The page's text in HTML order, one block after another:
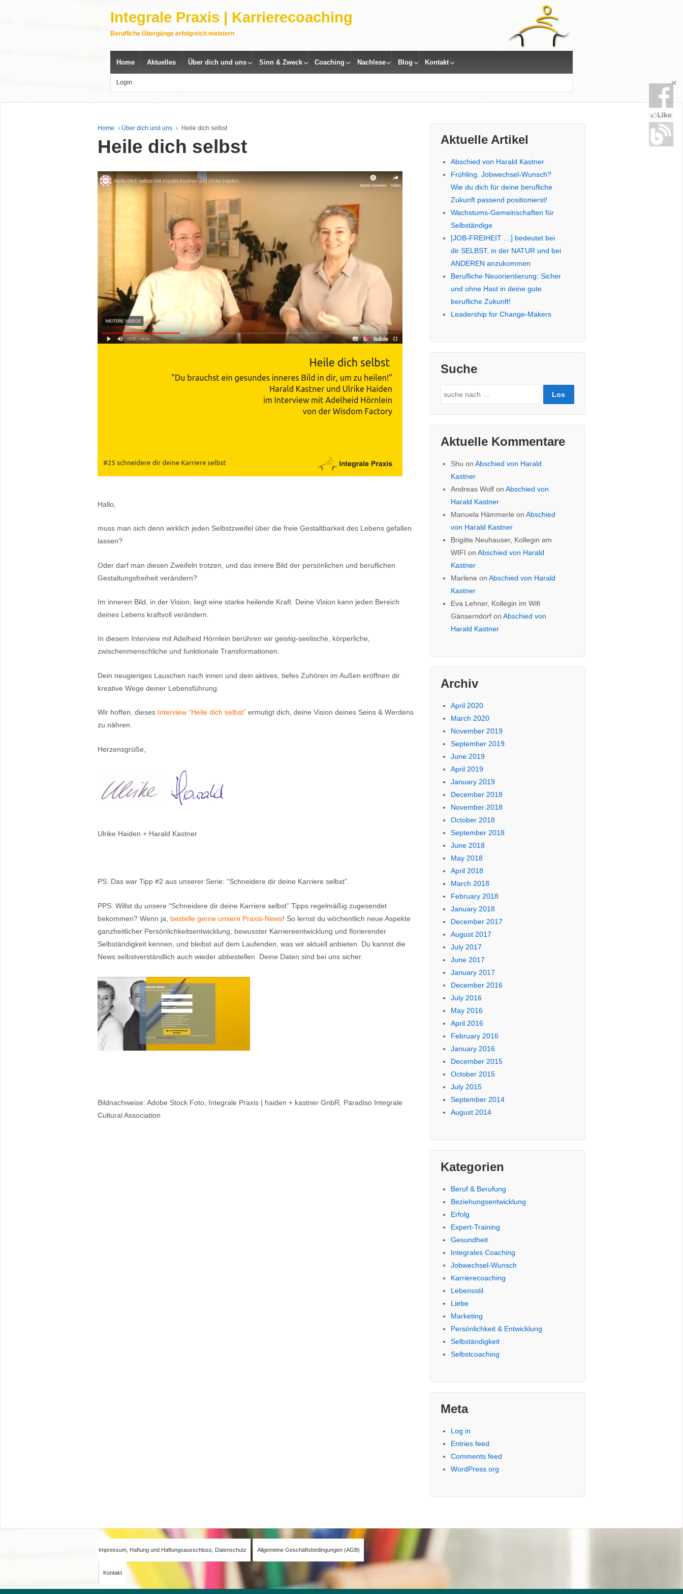
Integrale Praxis | Karrierecoaching
Berufliche Übergänge erfolgreich meistern
Home Aktuelles Über dich und uns Sinn & Zweck Coaching Nachlese Blog Kontakt
Login
Home › Über dich und uns › Heile dich selbst
Heile dich selbst
Hallo,
muss man sich denn wirklich jeden Selbstzweifel über die freie Gestaltbarkeit des Lebens gefallen
lassen?
Oder darf man diesen Zweifeln trotzen, und das innere Bild der persönlichen und beruflichen
Gestaltungsfreiheit verändern?
Im inneren Bild, in der Vision, liegt eine starke heilende Kraft. Deine Vision kann jeden Bereich
deines Lebens kraftvoll verändern.
In diesem Interview mit Adelheid Hörnlein berühren wir geistig-seelische, körperliche,
zwischenmenschliche und funktionale Transformationen.
Dein neugieriges Lauschen nach innen und dein aktives, tiefes Zuhören im Außen eröffnen dir
kreative Wege deiner Lebensführung.
Wir hoffen, dieses Interview “Heile dich selbst” ermutigt dich, deine Vision deines Seins & Werdens
zu nähren.
Herzensgrüße,
Ulrike Haiden + Harald Kastner
PS: Das war Tipp #2 aus unserer Serie: “Schneidere dir deine Karriere selbst”.
PPS: Willst du unsere “Schneidere dir deine Karriere selbst” Tipps regelmäßig zugesendet
bekommen? Wenn ja, bestelle gerne unsere Praxis-News! So lernst du wöchentlich neue Aspekte
ganzheitlicher Persönlichkeitsentwicklung, bewusster Karriereentwicklung und florierender
Selbständigkeit kennen, und bleibst auf dem Laufenden, was wir aktuell anbieten. Du kannst die
News selbstverständlich auch wieder abbestellen. Deine Daten sind bei uns sicher.
Bildnachweise: Adobe Stock Foto, Integrale Praxis | haiden + kastner GnbR, Paradiso Integrale
Cultural Association
Aktuelle Artikel
Abschied von Harald Kastner
Frühling. Jobwechsel-Wunsch?
Wie du dich für deine berufliche
Zukunft passend positionierst!
Wachstums-Gemeinschaften für
Selbständige
[JOB-FREIHEIT …] bedeutet bei
dir SELBST, in der NATUR und bei
ANDEREN anzukommen
Berufliche Neuorientierung: Sicher
und ohne Hast in deine gute
berufliche Zukunft!
Leadership for Change-Makers
Suche
Search
Aktuelle Kommentare
Shu on Abschied von Harald
Kastner
Andreas Wolfon Abschied von
Harald Kastner
Manuela Hämmerle on Abschied
von Harald Kastner
Brigitte Neuhauser, Kollegin am
WIFI on Abschied von Harald
Kastner
Marlene on Abschied von Harald
Kastner
Eva Lehner, Kollegin im Wifi
Gänserndorfon Abschied von
Harald Kastner
Archiv
April 2020
March 2020
November 2019
September 2019
June 2019
April 2019
January 2019
December 2018
November 2018
October 2018
September 2018
June 2018
May 2018
April 2018
March 2018
February 2018
January 2018
December 2017
August 2017
July 2017
June 2017
January 2017
December 2016
July 2016
May 2016
April 2016
February 2016
January 2016
December 2015
October 2015
July 2015
September 2014
August 2014
Kategorien
Beruf & Berufung
Beziehungsentwicklung
Erfolg
Expert-Training
Gesundheit
Integrales Coaching
Jobwechsel-Wunsch
Karrierecoaching
Lebensstil
Liebe
Marketing
Persönlichkeit & Entwicklung
Selbständigkeit
Selbstcoaching
Meta
Log in
Entries feed
Comments feed
WordPress.org
Impressum, Haftung und Haftungsausschluss, Datenschutz Allgemeine Geschäftsbedingungen (AGB)
Kontakt